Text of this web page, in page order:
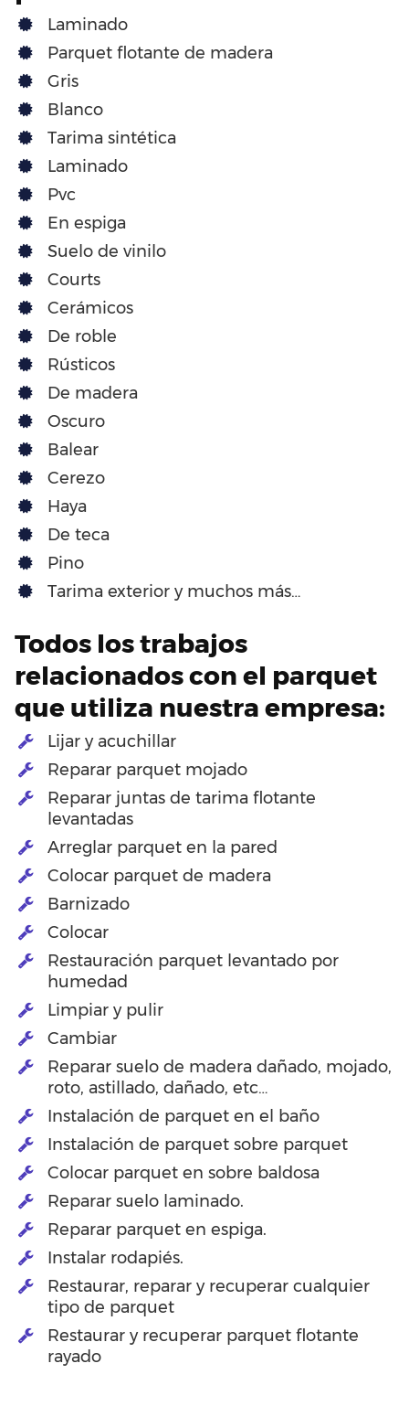
Laminado
Parquet flotante de madera
Gris
Blanco
Tarima sintética
Laminado
Pvc
En espiga
Suelo de vinilo
Courts
Cerámicos
De roble
Rústicos
De madera
Oscuro
Balear
Cerezo
Haya
De teca
Pino
Tarima exterior y muchos más…
Todos los trabajos
relacionados con el parquet
que utiliza nuestra empresa:
Lijar y acuchillar
Reparar parquet mojado
Reparar juntas de tarima flotante
levantadas
Arreglar parquet en la pared
Colocar parquet de madera
Barnizado
Colocar
Restauración parquet levantado por
humedad
Limpiar y pulir
Cambiar
Reparar suelo de madera dañado, mojado,
roto, astillado, dañado, etc…
Instalación de parquet en el baño
Instalación de parquet sobre parquet
Colocar parquet en sobre baldosa
Reparar suelo laminado.
Reparar parquet en espiga.
Instalar rodapiés.
Restaurar, reparar y recuperar cualquier
tipo de parquet
Restaurar y recuperar parquet flotante
rayado